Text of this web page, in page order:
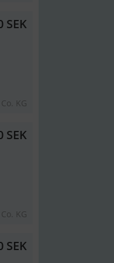
SEK
KG
SEK
KG
SEK